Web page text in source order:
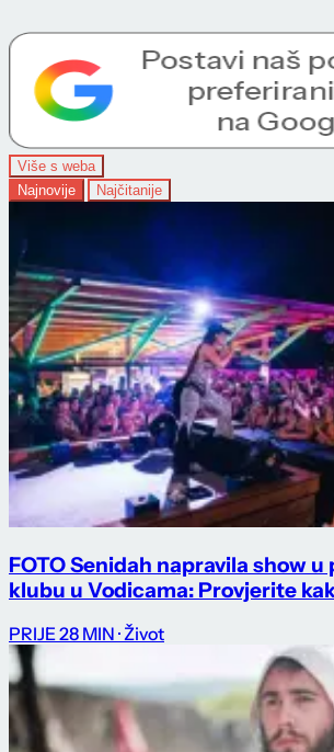
Više s weba
Najnovije
Najčitanije
FOTO Senidah napravila show
klubu u Vodicama: Provjerite
PRIJE 28 MIN · Život